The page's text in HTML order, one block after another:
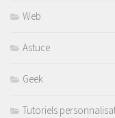
Web
Astuce
Geek
Tutoriels